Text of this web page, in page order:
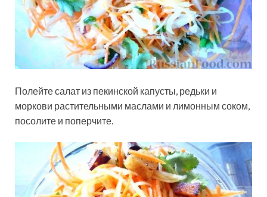
Полейте салат из пекинской капусты, редьки и
моркови растительными маслами и лимонным соком,
посолите и поперчите.